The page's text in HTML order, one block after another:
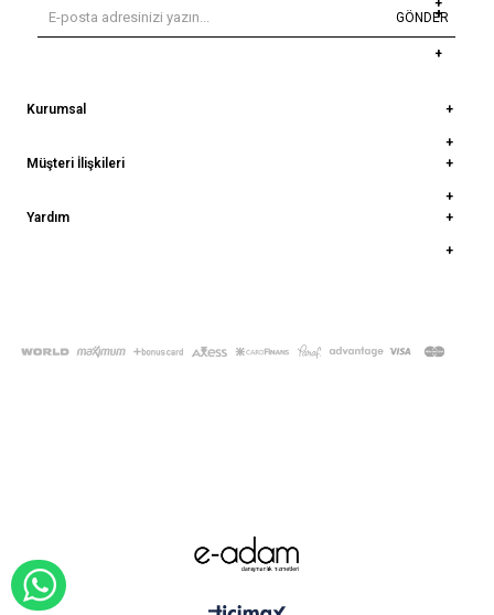
GÖNDER
Kurumsal
Müşteri İlişkileri
Yardım